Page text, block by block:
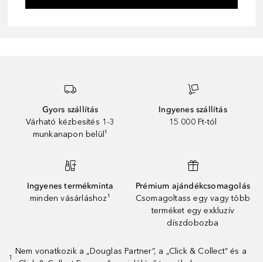
Gyors szállítás
Várható kézbesítés 1-3
munkanapon belül¹
Ingyenes szállítás
15 000 Ft-tól
Ingyenes termékminta
minden vásárláshoz¹
Prémium ajándékcsomagolás
Csomagoltass egy vagy több
terméket egy exkluzív
díszdobozba
1
Nem vonatkozik a „Douglas Partner”, a „Click & Collect” és a